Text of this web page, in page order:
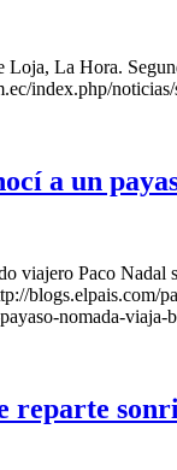
La Hora.
index.php/
a un
viajero Paco Nadal
blogs.elpais.com/
nomada-viaja-
reparte